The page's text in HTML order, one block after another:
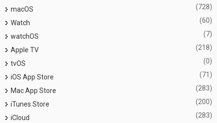
macOS (728)
Watch (60)
watchOS (7)
Apple TV (218)
tvOS (0)
iOS App Store (71)
Mac App Store (283)
iTunes Store (200)
iCloud (283)